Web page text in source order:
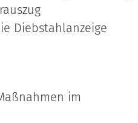
Diebstahlanzeige
im